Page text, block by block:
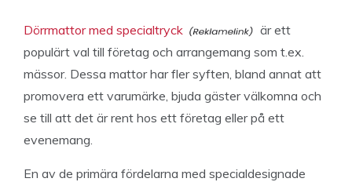
Dörrmattor med specialtryck
är ett
populärt val till företag och arrangemang som t.ex.
mässor. Dessa mattor har fler syften, bland annat att
promovera ett varumärke, bjuda gäster välkomna och
se till att det är rent hos ett företag eller på ett
evenemang.
En av de primära fördelarna med specialdesignade